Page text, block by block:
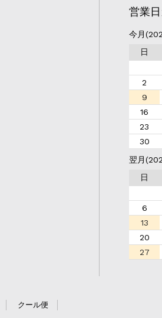
営業
今月
日
2
9
16
23
30
翌月
日
6
13
20
27
クール便